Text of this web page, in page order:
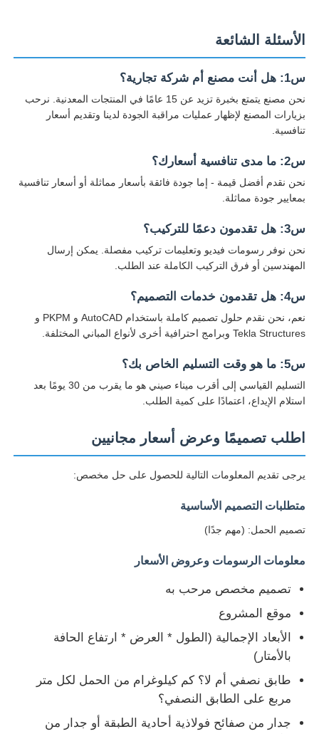
الأسئلة الشائعة
س1: هل أنت مصنع أم شركة تجارية؟
نحن مصنع يتمتع بخبرة تزيد عن 15 عامًا في المنتجات المعدنية. نرحب
بزيارات المصنع لإظهار عمليات مراقبة الجودة لدينا وتقديم أسعار
تنافسية.
س2: ما مدى تنافسية أسعارك؟
نحن نقدم أفضل قيمة - إما جودة فائقة بأسعار مماثلة أو أسعار تنافسية
بمعايير جودة مماثلة.
س3: هل تقدمون دعمًا للتركيب؟
نحن نوفر رسومات فيديو وتعليمات تركيب مفصلة. يمكن إرسال
المهندسين أو فرق التركيب الكاملة عند الطلب.
س4: هل تقدمون خدمات التصميم؟
نعم، نحن نقدم حلول تصميم كاملة باستخدام AutoCAD و PKPM و
Tekla Structures وبرامج احترافية أخرى لأنواع المباني المختلفة.
س5: ما هو وقت التسليم الخاص بك؟
التسليم القياسي إلى أقرب ميناء صيني هو ما يقرب من 30 يومًا بعد
استلام الإيداع، اعتمادًا على كمية الطلب.
اطلب تصميمًا وعرض أسعار مجانيين
يرجى تقديم المعلومات التالية للحصول على حل مخصص:
متطلبات التصميم الأساسية
تصميم الحمل: (مهم جدًا)
معلومات الرسومات وعروض الأسعار
تصميم مخصص مرحب به
موقع المشروع
الأبعاد الإجمالية (الطول * العرض * ارتفاع الحافة
بالأمتار)
طابق نصفي أم لا؟ كم كيلوغرام من الحمل لكل متر
مربع على الطابق النصفي؟
جدار من صفائح فولاذية أحادية الطبقة أو جدار من